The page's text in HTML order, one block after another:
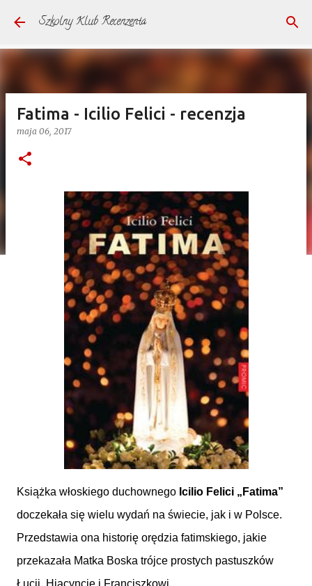
Przejdź do głównej zawartości
Szkolny Klub Recenzenta
Fatima - Icilio Felici - recenzja
maja 06, 2017
Książka włoskiego duchownego Icilio Felici „Fatima”
doczekała się wielu wydań na świecie, jak i w Polsce.
Przedstawia ona historię orędzia fatimskiego, jakie
przekazała Matka Boska trójce prostych pastuszków
Łucji, Hiacyncie i Franciszkowi.